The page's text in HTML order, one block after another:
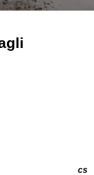
cs